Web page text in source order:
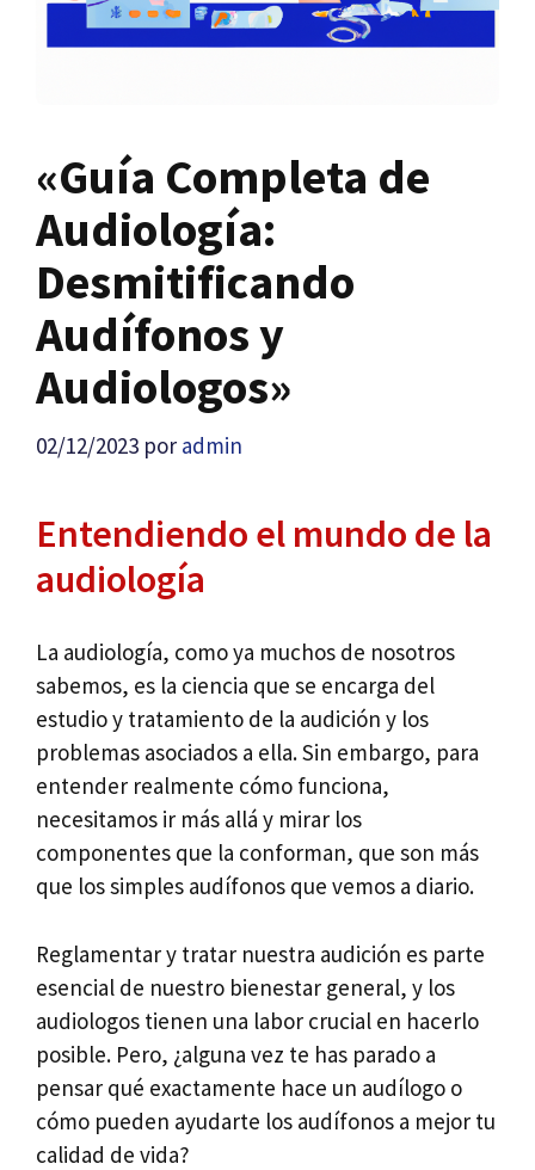
«Guía Completa de
Audiología:
Desmitificando
Audífonos y
Audiologos»
02/12/2023 por admin
Entendiendo el mundo de la
audiología
La audiología, como ya muchos de nosotros
sabemos, es la ciencia que se encarga del
estudio y tratamiento de la audición y los
problemas asociados a ella. Sin embargo, para
entender realmente cómo funciona,
necesitamos ir más allá y mirar los
componentes que la conforman, que son más
que los simples audífonos que vemos a diario.
Reglamentar y tratar nuestra audición es parte
esencial de nuestro bienestar general, y los
audiologos tienen una labor crucial en hacerlo
posible. Pero, ¿alguna vez te has parado a
pensar qué exactamente hace un audílogo o
cómo pueden ayudarte los audífonos a mejor tu
calidad de vida?